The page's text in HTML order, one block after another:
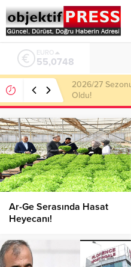
ALTIN
6.623,43
Haliliye
Yemek
Ar-Ge Serasında Hasat
Heyecanı!